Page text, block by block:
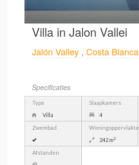
Villa in Jalon Vallei
Jalón Valley , Costa Blanca
Specificaties
Type
Villa
Slaapkamers
4
Zwembad
Woningoppervlakte
242 m2
Afstanden